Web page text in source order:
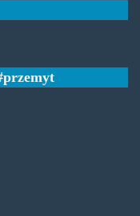
przemyt